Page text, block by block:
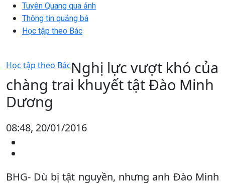
Tuyên Quang qua ảnh
Thông tin quảng bá
Học tập theo Bác
Học tập theo BácNghị lực vượt khó của
chàng trai khuyết tật Đào Minh
Dương
08:48, 20/01/2016
BHG- Dù bị tật nguyền, nhưng anh Đào Minh